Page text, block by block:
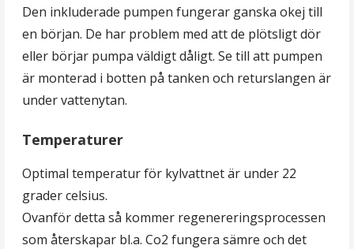
Den inkluderade pumpen fungerar ganska okej till
en början. De har problem med att de plötsligt dör
eller börjar pumpa väldigt dåligt. Se till att pumpen
är monterad i botten på tanken och returslangen är
under vattenytan.
Temperaturer
Optimal temperatur för kylvattnet är under 22
grader celsius.
Ovanför detta så kommer regenereringsprocessen
som återskapar bl.a. Co2 fungera sämre och det